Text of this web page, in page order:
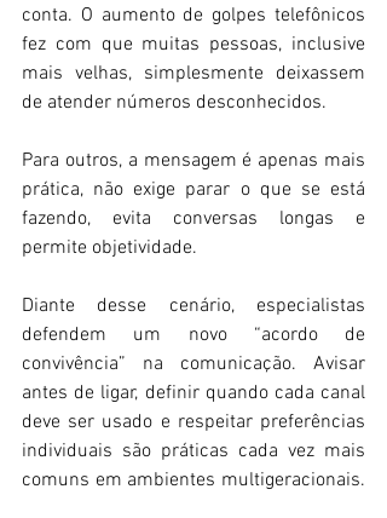
conta. O aumento de golpes telefônicos
fez com que muitas pessoas, inclusive
mais velhas, simplesmente deixassem
de atender números desconhecidos.
Para outros, a mensagem é apenas mais
prática, não exige parar o que se está
fazendo, evita conversas longas e
permite objetividade.
Diante desse cenário, especialistas
defendem um novo “acordo de
convivência” na comunicação. Avisar
antes de ligar, definir quando cada canal
deve ser usado e respeitar preferências
individuais são práticas cada vez mais
comuns em ambientes multigeracionais.